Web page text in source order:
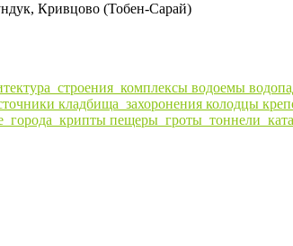
Кривцово (Тобен-Сарай)
водоемы
кладбища_захоронения колодцы